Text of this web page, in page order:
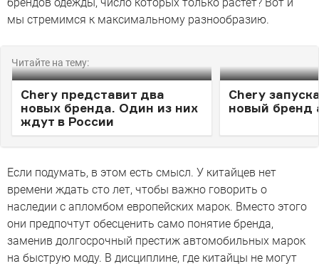
мы стремимся к максимальному разнообразию.
Читайте на тему:
Сhery представит два
новых бренда. Один из них
ждут в России
Chery
новый бренд
Если подумать, в этом есть смысл. У китайцев нет
времени ждать сто лет, чтобы важно говорить о
наследии с апломбом европейских марок. Вместо этого
они предпочтут обесценить само понятие бренда,
заменив долгосрочный престиж автомобильных марок
на быструю моду. В дисциплине, где китайцы не могут